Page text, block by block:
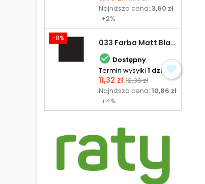
podstawowa
Najniższa cena:3,60 zł
+2%
-8% 033 Farba Matt Black - olejna
 Dostępny
Termin wysyłki 1 dzień
Cena
11,32 zł Cena
podstawowa
12,30 zł
Najniższa cena:10,86 zł
+4%